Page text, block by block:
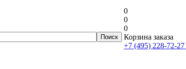
0
0
0
Корзина заказа
+7 (495) 228-72-27